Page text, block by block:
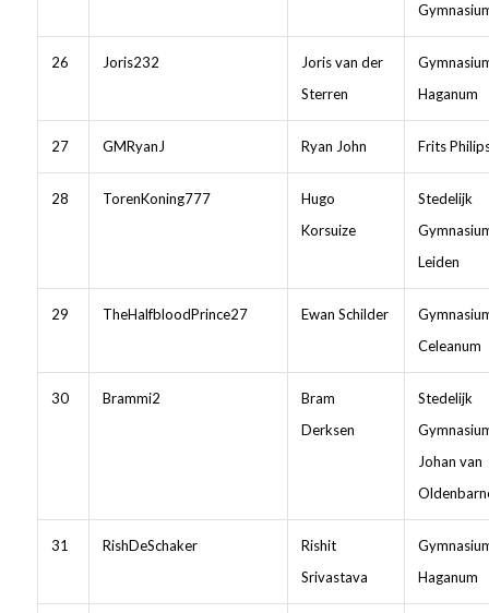
26 Joris232
Joris van der
Sterren
Haganum
27 GMRyanJ Ryan John Frits
28 TorenKoning777
Hugo
Korsuize
Stedelijk
Leiden
29 TheHalfbloodPrince27 Ewan Schilder
Celeanum
30 Brammi2
Bram
Derksen
Stedelijk
Johan van
31 RishDeSchaker
Rishit
Srivastava
Haganum